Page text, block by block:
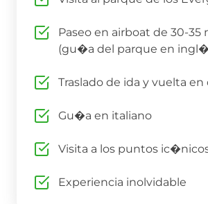
Paseo en airboat de 30-
(gu�a del parque en
Traslado de ida y vuelta
Gu�a en italiano
Visita a los puntos
Experiencia inolvidable